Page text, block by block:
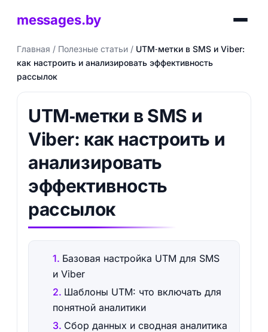
messages.by
Главная / Полезные статьи/ UTM‑метки в SMS и Viber:
как настроить и анализировать эффективность
рассылок
UTM‑метки в SMS и
Viber: как настроить и
анализировать
эффективность
рассылок
Базовая настройка UTM для SMS
и Viber
Шаблоны UTM: что включать для
понятной аналитики
Сбор данных и сводная аналитика